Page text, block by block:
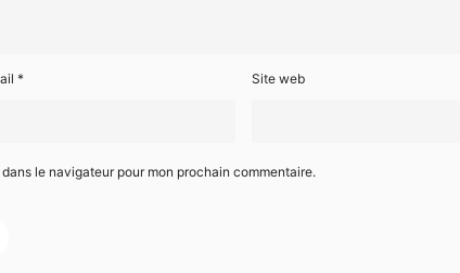
* Site web
le navigateur pour mon prochain commentaire.